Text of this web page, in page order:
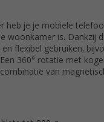
heb je je mobiele
woonkamer is. Dankzij
flexibel gebruiken,
360° rotatie met
van